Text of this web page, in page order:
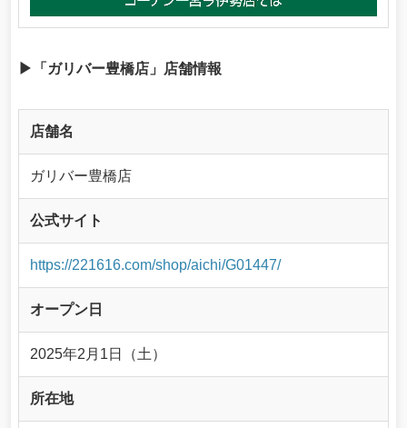
▶「ガリバー豊橋店」店舗情報
店舗名
ガリバー豊橋店
公式サイト
https://221616.com/shop/aichi/G01447/
オープン日
2025年2月1日（土）
所在地